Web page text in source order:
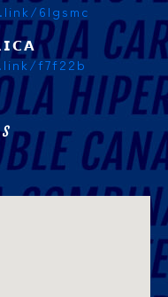
6lgsmc
f7f22b